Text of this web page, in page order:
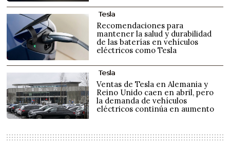
Tesla
Recomendaciones para
mantener la salud y durabilidad
de las baterías en vehículos
eléctricos como Tesla
Tesla
Ventas de Tesla en Alemania y
Reino Unido caen en abril, pero
la demanda de vehículos
eléctricos continúa en aumento